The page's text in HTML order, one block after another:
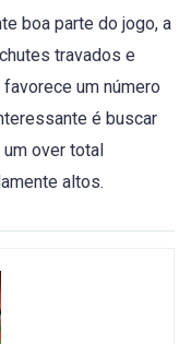
boa parte do jogo, a
travados e
um número
é buscar
um over total
altos.